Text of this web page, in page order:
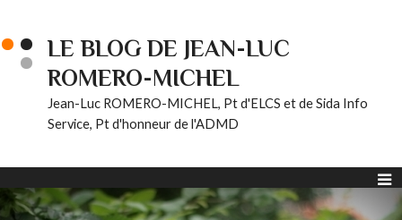
LE BLOG DE JEAN-LUC
ROMERO-MICHEL
Jean-Luc ROMERO-MICHEL, Pt d'ELCS et de Sida Info
Service, Pt d'honneur de l'ADMD